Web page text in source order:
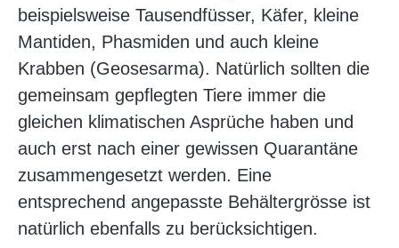
beispielsweise Tausendfüsser, Käfer, kleine
Mantiden, Phasmiden und auch kleine
Krabben (Geosesarma). Natürlich sollten die
gemeinsam gepflegten Tiere immer die
gleichen klimatischen Asprüche haben und
auch erst nach einer gewissen Quarantäne
zusammengesetzt werden. Eine
entsprechend angepasste Behältergrösse ist
natürlich ebenfalls zu berücksichtigen.